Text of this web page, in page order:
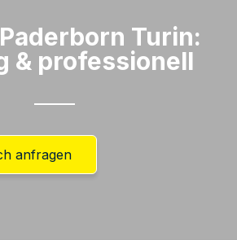
Turin:
& professionell​
anfragen